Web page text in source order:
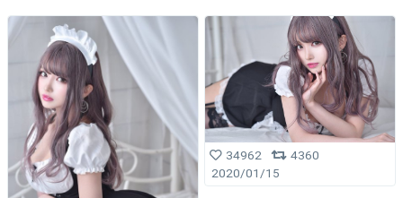
34962
4360
2020/01/15